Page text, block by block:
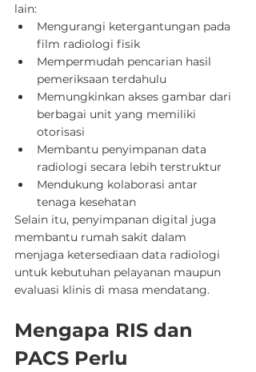
lain:
Mengurangi ketergantungan pada
film radiologi fisik
Mempermudah pencarian hasil
pemeriksaan terdahulu
Memungkinkan akses gambar dari
berbagai unit yang memiliki
otorisasi
Membantu penyimpanan data
radiologi secara lebih terstruktur
Mendukung kolaborasi antar
tenaga kesehatan
Selain itu, penyimpanan digital juga
membantu rumah sakit dalam
menjaga ketersediaan data radiologi
untuk kebutuhan pelayanan maupun
evaluasi klinis di masa mendatang.
Mengapa RIS dan
PACS Perlu